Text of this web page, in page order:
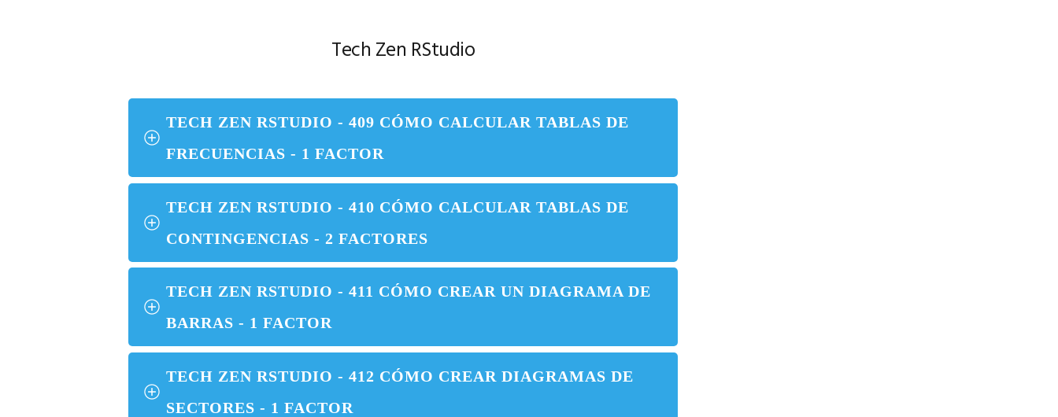
Tech Zen RStudio
TECH ZEN RSTUDIO - 409 CÓMO CALCULAR TABLAS DE
FRECUENCIAS - 1 FACTOR
TECH ZEN RSTUDIO - 410 CÓMO CALCULAR TABLAS DE
CONTINGENCIAS - 2 FACTORES
TECH ZEN RSTUDIO - 411 CÓMO CREAR UN DIAGRAMA DE
BARRAS - 1 FACTOR
TECH ZEN RSTUDIO - 412 CÓMO CREAR DIAGRAMAS DE
SECTORES - 1 FACTOR